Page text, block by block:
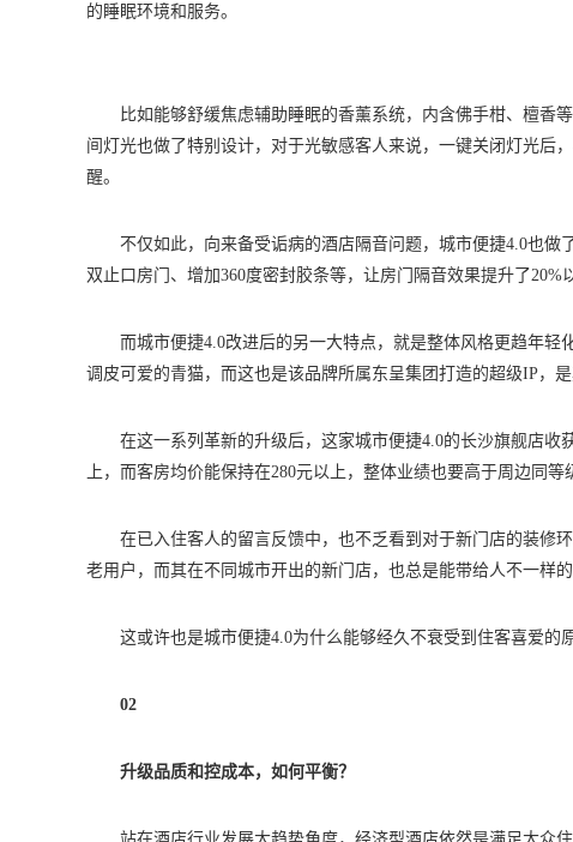
的睡眠环境和服务。
比如能够舒缓焦虑辅助睡眠的香薰系统，内含佛手柑、檀香
间灯光也做了特别设计，对于光敏感客人来说，一键关闭灯光后
醒。
不仅如此，向来备受诟病的酒店隔音问题，城市便捷4.0也
双止口房门、增加360度密封胶条等，让房门隔音效果提升了
而城市便捷4.0改进后的另一大特点，就是整体风格更趋年
调皮可爱的青猫，而这也是该品牌所属东呈集团打造的超级IP，是
在这一系列革新的升级后，这家城市便捷4.0的长沙旗舰店
上，而客房均价能保持在280元以上，整体业绩也要高于周边同
在已入住客人的留言反馈中，也不乏看到对于新门店的装修
老用户，而其在不同城市开出的新门店，也总是能带给人不一样的
这或许也是城市便捷4.0为什么能够经久不衰受到住客喜爱的
02
升级品质和控成本，如何平衡？